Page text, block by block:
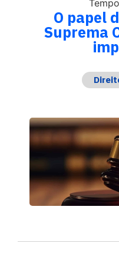
O papel
Suprema